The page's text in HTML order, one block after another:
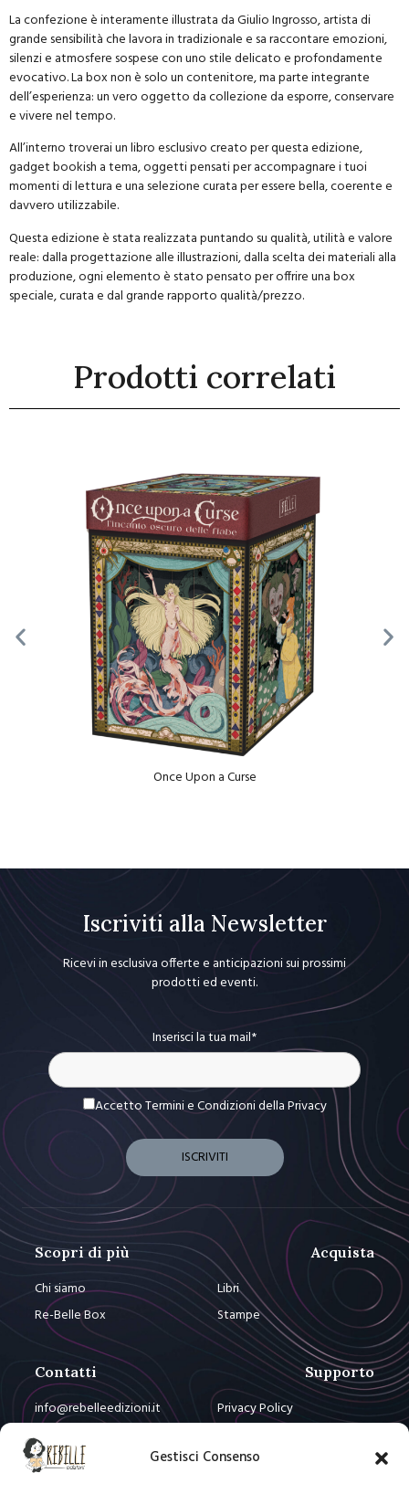
Gestisci Consenso
La confezione è interamente illustrata da Giulio Ingrosso, artista di
grande sensibilità che lavora in tradizionale e sa raccontare emozioni,
silenzi e atmosfere sospese con uno stile delicato e profondamente
evocativo. La box non è solo un contenitore, ma parte integrante
dell’esperienza: un vero oggetto da collezione da esporre, conservare
e vivere nel tempo.
All’interno troverai un libro esclusivo creato per questa edizione,
gadget bookish a tema, oggetti pensati per accompagnare i tuoi
momenti di lettura e una selezione curata per essere bella, coerente e
davvero utilizzabile.
Questa edizione è stata realizzata puntando su qualità, utilità e valore
reale: dalla progettazione alle illustrazioni, dalla scelta dei materiali alla
produzione, ogni elemento è stato pensato per offrire una box
speciale, curata e dal grande rapporto qualità/prezzo.
Prodotti correlati
Once Upon a Curse
Iscriviti alla Newsletter
Ricevi in esclusiva offerte e anticipazioni sui prossimi
prodotti ed eventi.
Inserisci la tua mail*
Accetto Termini e Condizionidella Privacy
Scopri di più
Chi siamo
Re-Belle Box
Acquista
Libri
Stampe
Contatti
info@rebelleedizioni.it
info@re-bellebox.com
Supporto
Privacy Policy